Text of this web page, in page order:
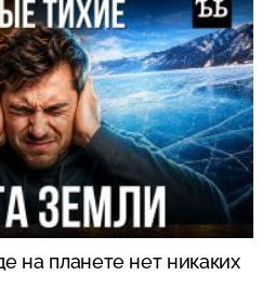
на планете нет никаких